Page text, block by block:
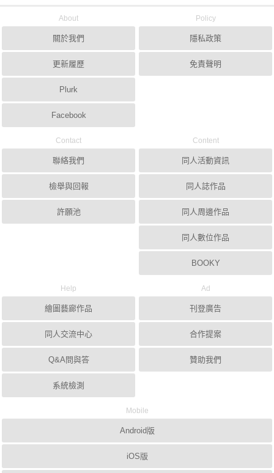
About
關於我們
更新履歷
Plurk
Facebook
Policy
隱私政策
免責聲明
Contact
聯絡我們
檢舉與回報
許願池
Content
同人活動資訊
同人誌作品
同人周邊作品
同人數位作品
BOOKY
Help
繪圖藝廊作品
同人交流中心
Q&A問與答
系統檢測
Ad
刊登廣告
合作提案
贊助我們
Mobile
Android版
iOS版